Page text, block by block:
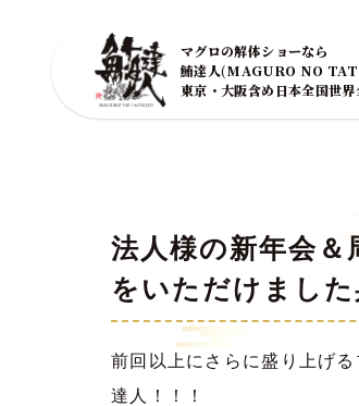
マグロの解体ショーなら
鮪達人(MAGURO NO
東京・大阪含め日本全国世界
法人様の新年会＆
をいただけました
前回以上にさらに盛り上げ
達人！！！